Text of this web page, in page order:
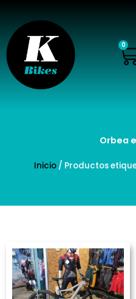
contenido
0
Orbea
Inicio/ Productos